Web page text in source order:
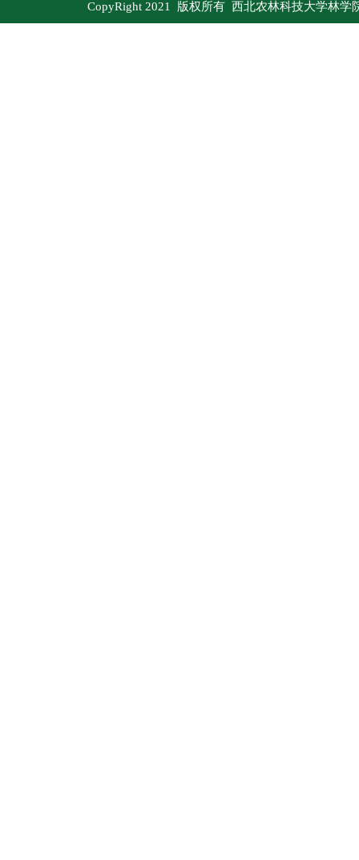
CopyRight 2021 版权所有 西北农林科技大学林